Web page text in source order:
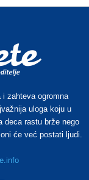
zahteva ogromna
uloga koju u
deca rastu brže nego
će već postati ljudi.